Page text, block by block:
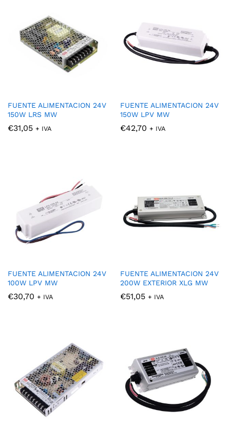
FUENTE ALIMENTACION 24V
150W LRS MW
€31,05 + IVA
FUENTE ALIMENTACION 24V
150W LPV MW
€42,70 + IVA
FUENTE ALIMENTACION 24V
100W LPV MW
€30,70 + IVA
FUENTE ALIMENTACION 24V
200W EXTERIOR XLG MW
€51,05 + IVA